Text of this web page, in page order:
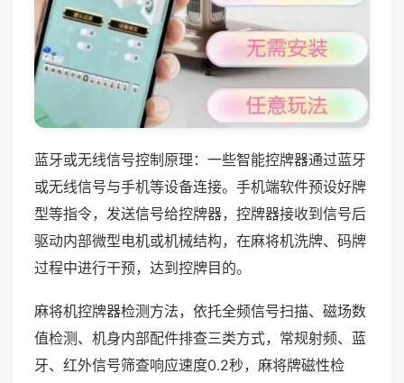
蓝牙或无线信号控制原理：一些智能控牌器通过蓝牙
或无线信号与手机等设备连接。手机端软件预设好牌
型等指令，发送信号给控牌器，控牌器接收到信号后
驱动内部微型电机或机械结构，在麻将机洗牌、码牌
过程中进行干预，达到控牌目的。
麻将机控牌器检测方法，依托全频信号扫描、磁场数
值检测、机身内部配件排查三类方式，常规射频、蓝
牙、红外信号筛查响应速度0.2秒，麻将牌磁性检